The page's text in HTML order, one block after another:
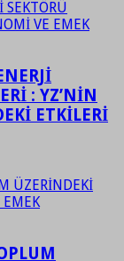
: YZ’NİN
ETKİLERİ